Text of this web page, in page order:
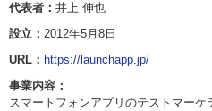
代表者： 井上 伸也
設立： 2012年5月8日
URL： https://launchapp.jp/
事業内容：
スマートフォンアプリのテストマーケ